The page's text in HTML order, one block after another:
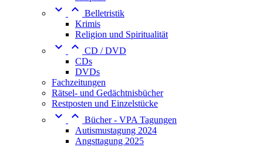
  Belletristik
Krimis
Religion und Spiritualität
  CD / DVD
CDs
DVDs
Fachzeitungen
Rätsel- und Gedächtnisbücher
Restposten und Einzelstücke
  Bücher - VPA Tagungen
Autismustagung 2024
Angsttagung 2025